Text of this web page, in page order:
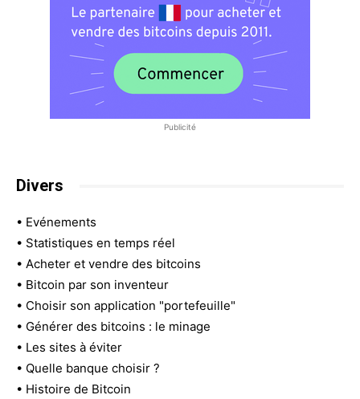
Publicité
Divers
• Evénements
• Statistiques en temps réel
• Acheter et vendre des bitcoins
• Bitcoin par son inventeur
• Choisir son application "portefeuille"
• Générer des bitcoins : le minage
• Les sites à éviter
• Quelle banque choisir ?
• Histoire de Bitcoin